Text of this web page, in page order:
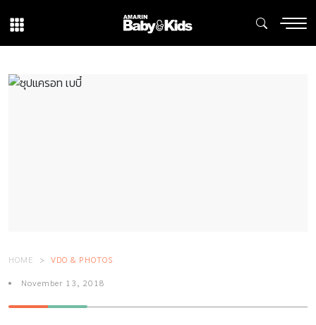
HOME VDO & PHOTOS
November 13, 2018